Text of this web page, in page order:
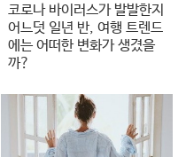
코로나 바이러스가 발발한지
어느덧 일년 반, 여행 트렌드
에는 어떠한 변화가 생겼을
까?